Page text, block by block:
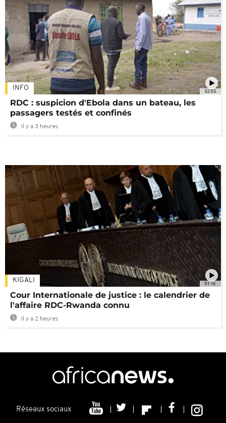
02:05
INFO
RDC : suspicion d'Ebola dans un bateau, les
passagers testés et confinés
Il y a 3 heures
01:16
KIGALI
Cour Internationale de justice : le calendrier de
l'affaire RDC-Rwanda connu
Il y a 2 heures
Réseaux sociaux